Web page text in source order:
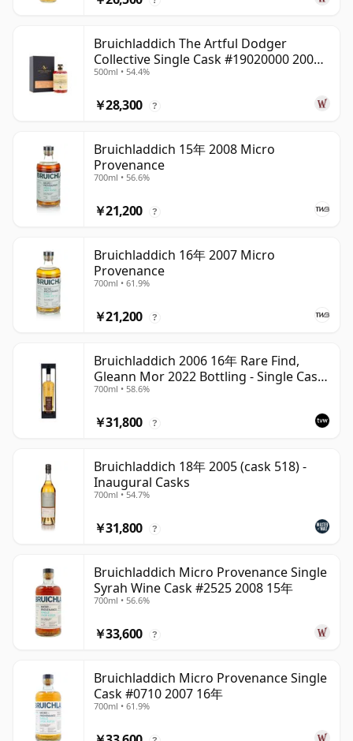
Bruichladdich The Artful Dodger
Collective Single Cask #19020000 2001
22年
500ml • 54.4%
￥28,300 ?
Bruichladdich 15年 2008 Micro
Provenance
700ml • 56.6%
￥21,200 ?
Bruichladdich 16年 2007 Micro
Provenance
700ml • 61.9%
￥21,200 ?
Bruichladdich 2006 16年 Rare Find,
Gleann Mor 2022 Bottling - Single Cask
1373
700ml • 58.6%
￥31,800 ?
Bruichladdich 18年 2005 (cask 518) -
Inaugural Casks
700ml • 54.7%
￥31,800 ?
Bruichladdich Micro Provenance Single
Syrah Wine Cask #2525 2008 15年
700ml • 56.6%
￥33,600 ?
Bruichladdich Micro Provenance Single
Cask #0710 2007 16年
700ml • 61.9%